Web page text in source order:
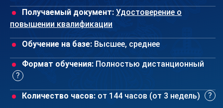
Получаемый документ: Удостоверение о
повышении квалификации
Обучение на базе: Высшее, среднее
Формат обучения: Полностью дистанционный
Количество часов: от 144 часов (от 3 недель)